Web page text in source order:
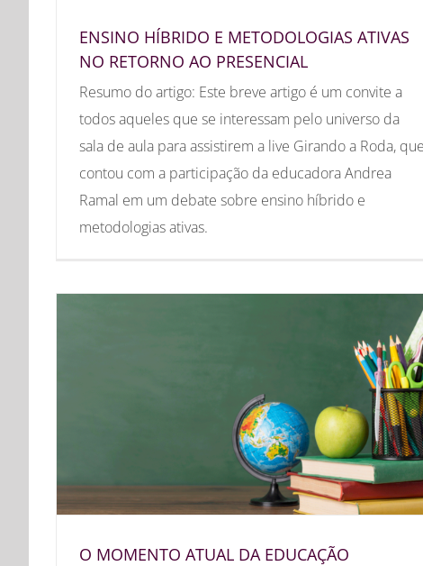
ENSINO HÍBRIDO E METODOLOGIAS ATIVAS
NO RETORNO AO PRESENCIAL
Resumo do artigo: Este breve artigo é um convite a
todos aqueles que se interessam pelo universo da
sala de aula para assistirem a live Girando a Roda, que
contou com a participação da educadora Andrea
Ramal em um debate sobre ensino híbrido e
metodologias ativas.
O MOMENTO ATUAL DA EDUCAÇÃO